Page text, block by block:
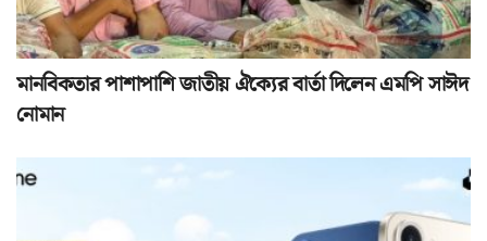
মানবিকতার পাশাপাশি জাতীয় ঐক্যের বার্তা দিলেন এমপি সাঈদ
নোমান